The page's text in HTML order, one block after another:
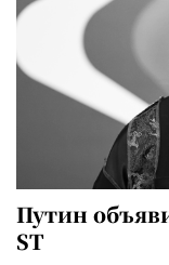
Путин
ST